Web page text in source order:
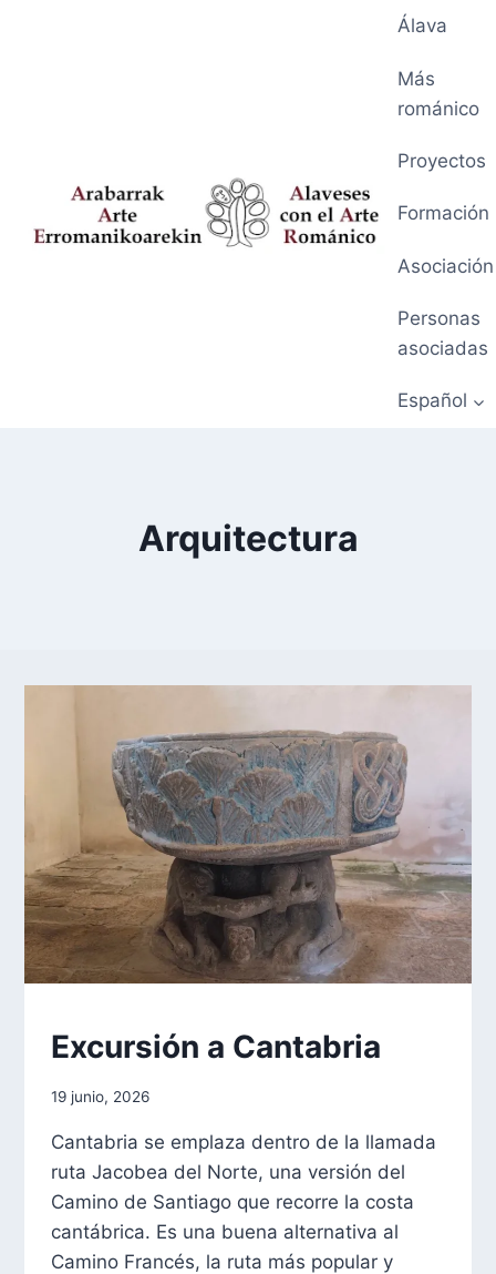
Álava
Más
románico
Proyectos
Formación
Asociación
Personas
asociadas
Español
Arquitectura
EXCURSIONES
|Excursión a Cantabria
Por
19 junio, 2026
Cantabria se emplaza dentro de la llamada
ruta Jacobea del Norte, una versión del
Camino de Santiago que recorre la costa
cantábrica. Es una buena alternativa al
Camino Francés, la ruta más popular y